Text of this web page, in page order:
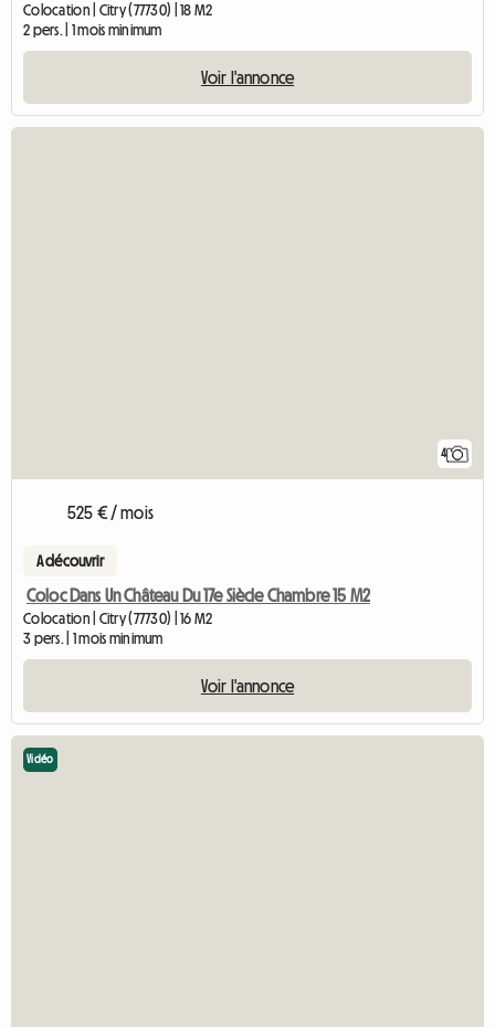
Colocation | Citry (77730) | 18 M2
2 pers. | 1 mois minimum
Voir l'annonce
4
525 € / mois
A découvrir
Coloc Dans Un Château Du 17e Siècle Chambre 15 M2
Colocation | Citry (77730) | 16 M2
3 pers. | 1 mois minimum
Voir l'annonce
Vidéo